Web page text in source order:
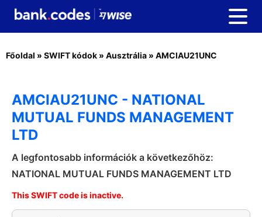
Főoldal » SWIFT kódok » Ausztrália » AMCIAU21UNC
AMCIAU21UNC - NATIONAL
MUTUAL FUNDS MANAGEMENT
LTD
A legfontosabb információk a következőhöz:
NATIONAL MUTUAL FUNDS MANAGEMENT LTD
This SWIFT code is inactive.